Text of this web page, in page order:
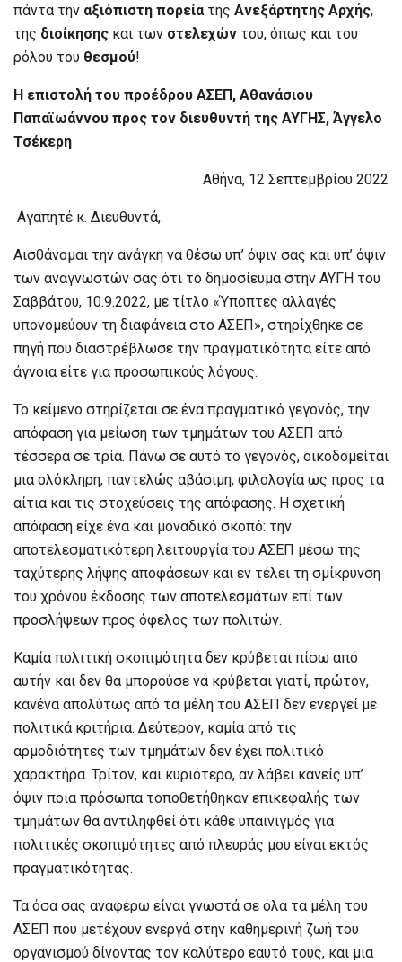
πάντα την αξιόπιστη πορεία της Ανεξάρτητης Αρχής,
της διοίκησης και των στελεχών του, όπως και του
ρόλου του θεσμού!
Η επιστολή του προέδρου ΑΣΕΠ, Αθανάσιου
Παπαϊωάννου προς τον διευθυντή της ΑΥΓΗΣ, Άγγελο
Τσέκερη
Αθήνα, 12 Σεπτεμβρίου 2022
Αγαπητέ κ. Διευθυντά,
Αισθάνομαι την ανάγκη να θέσω υπ’ όψιν σας και υπ’ όψιν
των αναγνωστών σας ότι το δημοσίευμα στην ΑΥΓΗ του
Σαββάτου, 10.9.2022, με τίτλο «Ύποπτες αλλαγές
υπονομεύουν τη διαφάνεια στο ΑΣΕΠ», στηρίχθηκε σε
πηγή που διαστρέβλωσε την πραγματικότητα είτε από
άγνοια είτε για προσωπικούς λόγους.
Το κείμενο στηρίζεται σε ένα πραγματικό γεγονός, την
απόφαση για μείωση των τμημάτων του ΑΣΕΠ από
τέσσερα σε τρία. Πάνω σε αυτό το γεγονός, οικοδομείται
μια ολόκληρη, παντελώς αβάσιμη, φιλολογία ως προς τα
αίτια και τις στοχεύσεις της απόφασης. Η σχετική
απόφαση είχε ένα και μοναδικό σκοπό: την
αποτελεσματικότερη λειτουργία του ΑΣΕΠ μέσω της
ταχύτερης λήψης αποφάσεων και εν τέλει τη σμίκρυνση
του χρόνου έκδοσης των αποτελεσμάτων επί των
προσλήψεων προς όφελος των πολιτών.
Καμία πολιτική σκοπιμότητα δεν κρύβεται πίσω από
αυτήν και δεν θα μπορούσε να κρύβεται γιατί, πρώτον,
κανένα απολύτως από τα μέλη του ΑΣΕΠ δεν ενεργεί με
πολιτικά κριτήρια. Δεύτερον, καμία από τις
αρμοδιότητες των τμημάτων δεν έχει πολιτικό
χαρακτήρα. Τρίτον, και κυριότερο, αν λάβει κανείς υπ’
όψιν ποια πρόσωπα τοποθετήθηκαν επικεφαλής των
τμημάτων θα αντιληφθεί ότι κάθε υπαινιγμός για
πολιτικές σκοπιμότητες από πλευράς μου είναι εκτός
πραγματικότητας.
Τα όσα σας αναφέρω είναι γνωστά σε όλα τα μέλη του
ΑΣΕΠ που μετέχουν ενεργά στην καθημερινή ζωή του
οργανισμού δίνοντας τον καλύτερο εαυτό τους, και μια